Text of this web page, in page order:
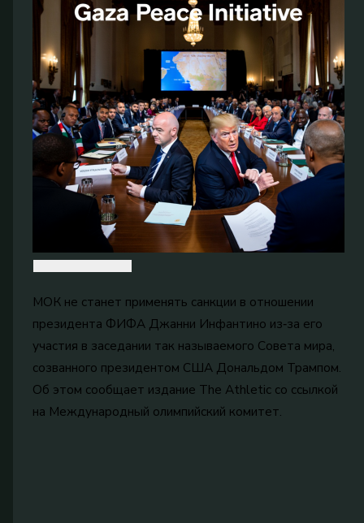
МОК не станет применять санкции в отношении
президента ФИФА Джанни Инфантино из‑за его
участия в заседании так называемого Совета мира,
созванного президентом США Дональдом Трампом.
Об этом сообщает издание The Athletic со ссылкой
на Международный олимпийский комитет.